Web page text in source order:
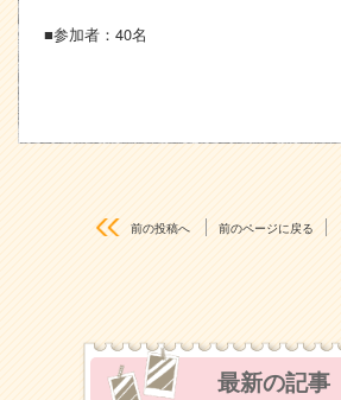
■参加者：40名
前の投稿へ 前のページに戻る
最新の記事